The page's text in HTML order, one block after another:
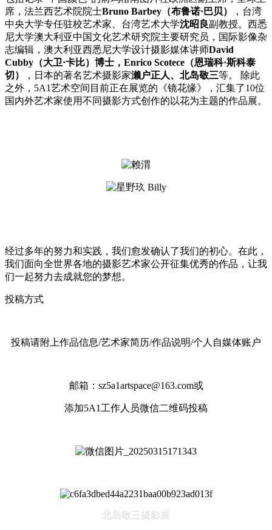
席，法兰西艺术院院士Bruno Barbey（布鲁诺·巴贝）
，台湾
中央大学专任驻校艺术家、台湾艺术大学沈昭良副教授。西悉
尼大学澳大利亚中国文化艺术研究院主要研究员，国际影像杂
志编辑，澳大利亚西悉尼大学设计摄影媒体讲师David
Cubby（大卫·卡比）博士，Enrico Scotece（恩瑞科·斯科泰
切）
，日本的著名艺术摄影家濑户正人、北岛敬三等。 除此
之外，5A1艺术空间目前正在展览的《镜花缘》，汇集了10位
国内外艺术家使用不同摄影方式创作的以花为主题的作品展。
经过多年的努力和实践，我们愈发确认了我们的初心。在此，
我们面向全世界各地的摄影艺术家公开征集优秀的作品，让我
们一起努力去成就您的梦想。
投稿方式
投稿请附上作品信息/艺术家简历/作品说明/个人自媒体账户
邮箱：sz5a1artspace@163.com或
添加5A1工作人员微信二维码投稿
北岛敬三摄影展